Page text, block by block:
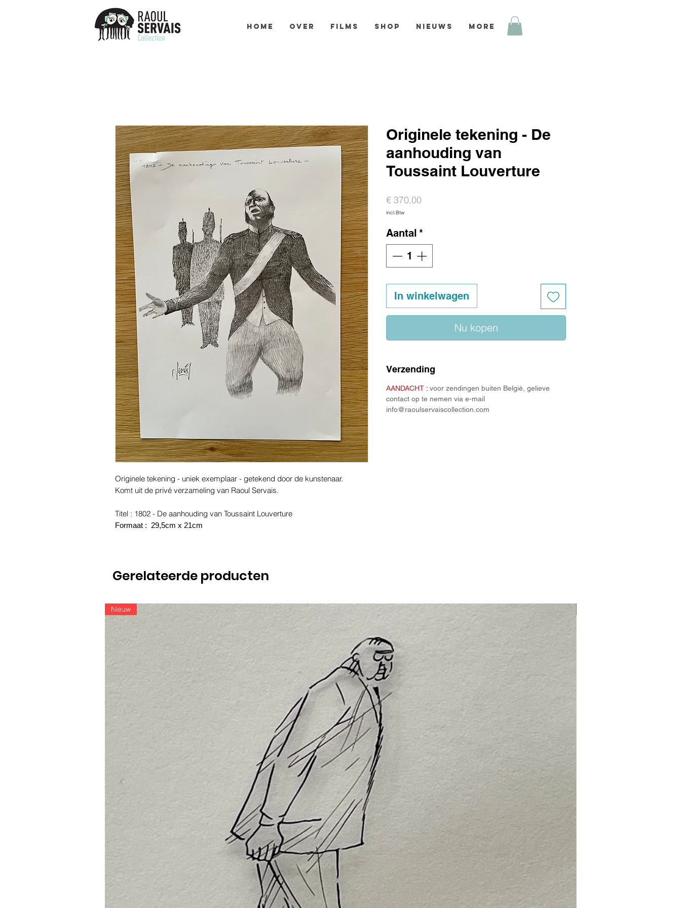
HOME OVER FILMS SHOP NIEUWS More
Originele tekening - uniek exemplaar - getekend door de kunstenaar.
Komt uit de privé verzameling van Raoul Servais.
Titel : 1802 - De aanhouding van Toussaint Louverture
Formaat : 29,5cm x 21cm
Originele tekening - De
aanhouding van
Toussaint Louverture
€ 370,00Prijs
incl.Btw
Aantal *
In winkelwagen
Nu kopen
Verzending
AANDACHT : voor zendingen buiten België, gelieve
contact op te nemen via e-mail
info@raoulservaiscollection.com
Gerelateerde producten
Nieuw